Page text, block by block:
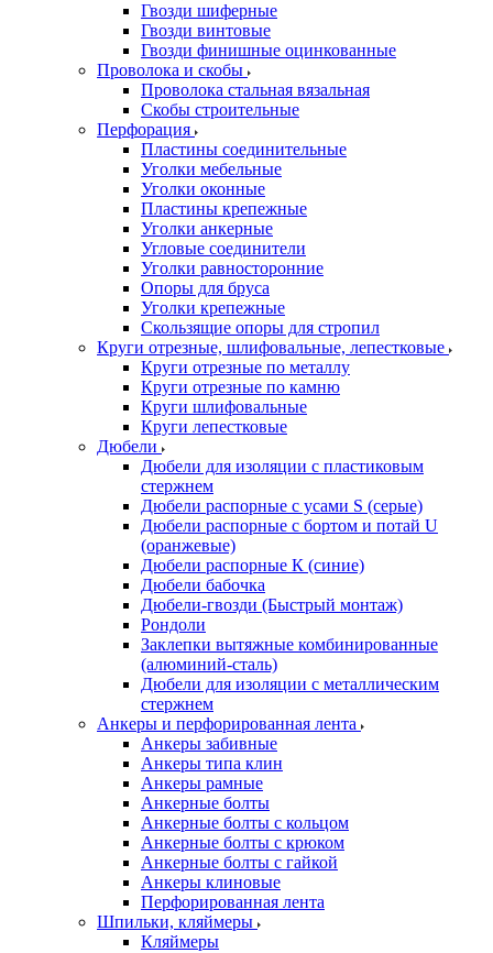
Гвозди шиферные
Гвозди винтовые
Гвозди финишные оцинкованные
Проволока и скобы
Проволока стальная вязальная
Скобы строительные
Перфорация
Пластины соединительные
Уголки мебельные
Уголки оконные
Пластины крепежные
Уголки анкерные
Угловые соединители
Уголки равносторонние
Опоры для бруса
Уголки крепежные
Скользящие опоры для стропил
Круги отрезные, шлифовальные, лепестковые
Круги отрезные по металлу
Круги отрезные по камню
Круги шлифовальные
Круги лепестковые
Дюбели
Дюбели для изоляции с пластиковым
стержнем
Дюбели распорные с усами S (серые)
Дюбели распорные c бортом и потай U
(оранжевые)
Дюбели распорные К (синие)
Дюбели бабочка
Дюбели-гвозди (Быстрый монтаж)
Рондоли
Заклепки вытяжные комбинированные
(алюминий-сталь)
Дюбели для изоляции с металлическим
стержнем
Анкеры и перфорированная лента
Анкеры забивные
Анкеры типа клин
Анкеры рамные
Анкерные болты
Анкерные болты с кольцом
Анкерные болты с крюком
Анкерные болты с гайкой
Анкеры клиновые
Перфорированная лента
Шпильки, кляймеры
Кляймеры